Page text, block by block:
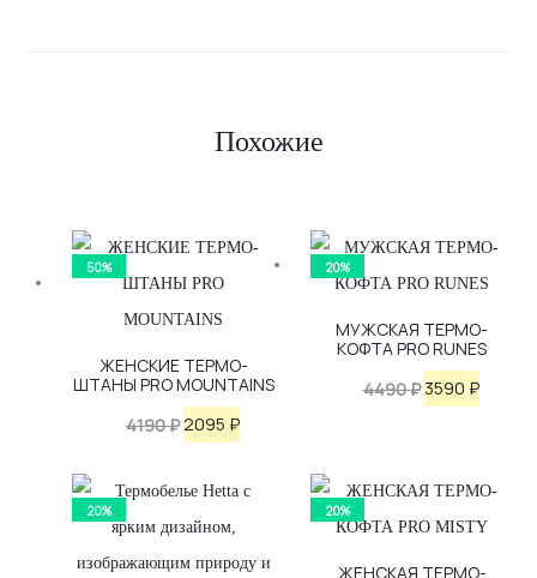
Похожие
50%
ЖЕНСКИЕ ТЕРМО-
ШТАНЫ PRO MOUNTAINS
4190₽ Первоначальная
составляла
4190 ₽.
2095 ₽Текущая
2095 ₽.
20%
МУЖСКАЯ ТЕРМО-
КОФТА PRO RUNES
4490₽
4490 ₽.
3590 ₽
20% 20%
ЖЕНСКАЯ ТЕРМО-